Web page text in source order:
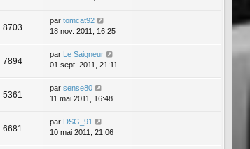
8703
par tomcat92
18 nov. 2011, 16:25
7894
par Le Saigneur
01 sept. 2011, 21:11
5361
par sense80
11 mai 2011, 16:48
6681
par DSG_91
10 mai 2011, 21:06